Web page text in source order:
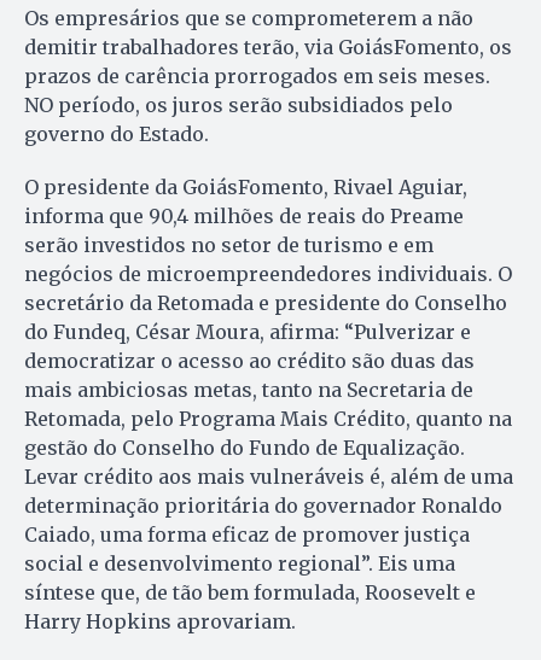
Os empresários que se comprometerem a não
demitir trabalhadores terão, via GoiásFomento, os
prazos de carência prorrogados em seis meses.
NO período, os juros serão subsidiados pelo
governo do Estado.
O presidente da GoiásFomento, Rivael Aguiar,
informa que 90,4 milhões de reais do Preame
serão investidos no setor de turismo e em
negócios de microempreendedores individuais. O
secretário da Retomada e presidente do Conselho
do Fundeq, César Moura, afirma: “Pulverizar e
democratizar o acesso ao crédito são duas das
mais ambiciosas metas, tanto na Secretaria de
Retomada, pelo Programa Mais Crédito, quanto na
gestão do Conselho do Fundo de Equalização.
Levar crédito aos mais vulneráveis é, além de uma
determinação prioritária do governador Ronaldo
Caiado, uma forma eficaz de promover justiça
social e desenvolvimento regional”. Eis uma
síntese que, de tão bem formulada, Roosevelt e
Harry Hopkins aprovariam.